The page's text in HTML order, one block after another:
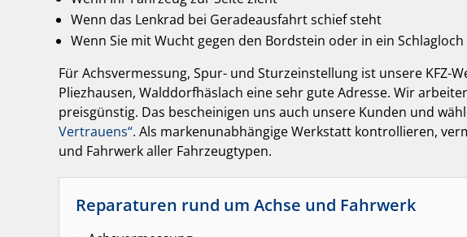
Wenn das Lenkrad bei Geradeausfahrt schief steht
Wenn Sie mit Wucht gegen den Bordstein oder in ein
Für Achsvermessung, Spur- und Sturzeinstellung ist unsere KFZ-
Pliezhausen, Walddorfhäslach eine sehr gute Adresse. Wir
preisgünstig. Das bescheinigen uns auch unsere Kunden und
Vertrauens“. Als markenunabhängige Werkstatt kontrollieren,
und Fahrwerk aller Fahrzeugtypen.
Reparaturen rund um Achse und Fahrwerk